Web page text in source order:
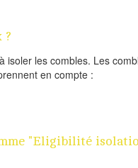
?
isoler les combles. Les
en compte :
"Eligibilité